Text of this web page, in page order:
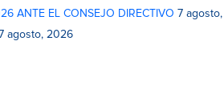
ANTE EL CONSEJO DIRECTIVO 7
7 agosto, 2026